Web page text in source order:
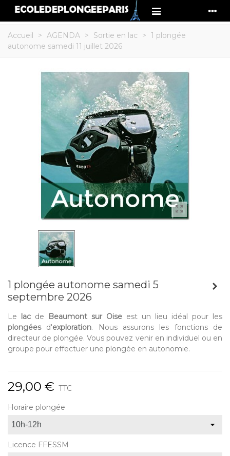
Accueil > AGENDA > Sortie en lac > 1 plongée
autonome samedi 11 juillet 2026
1 plongée autonome samedi 5
septembre 2026
Le lac de Beaumont sur Oise est un lieu idéal pour les
plongéesd'exploration. Nous assurons les fonctions de
directeur de plongée. Vous pouvez venir en individuel ou en
groupe pour effectuer une plongée en autonomie.
29,00 € TTC
Horaire plongée
Licence FFESSM